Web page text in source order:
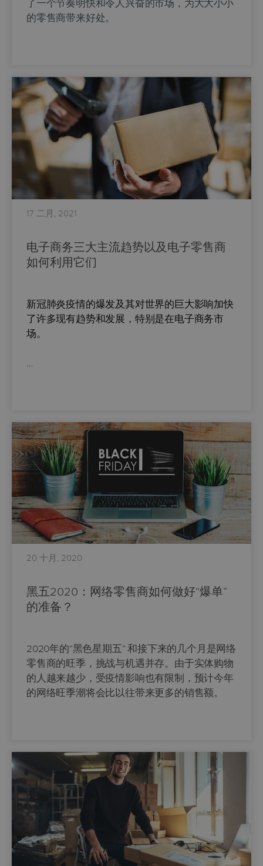
了一个节奏明快和令人兴奋的市场，为大大小小
的零售商带来好处。
17 二月, 2021
电子商务三大主流趋势以及电子零售商
如何利用它们
新冠肺炎疫情的爆发及其对世界的巨大影响加快
了许多现有趋势和发展，特别是在电子商务市
场。
…
20 十月, 2020
黑五2020：网络零售商如何做好“爆单”
的准备？
2020年的“黑色星期五” 和接下来的几个月是网络
零售商的旺季，挑战与机遇并存。由于实体购物
的人越来越少，受疫情影响也有限制，预计今年
的网络旺季潮将会比以往带来更多的销售额。